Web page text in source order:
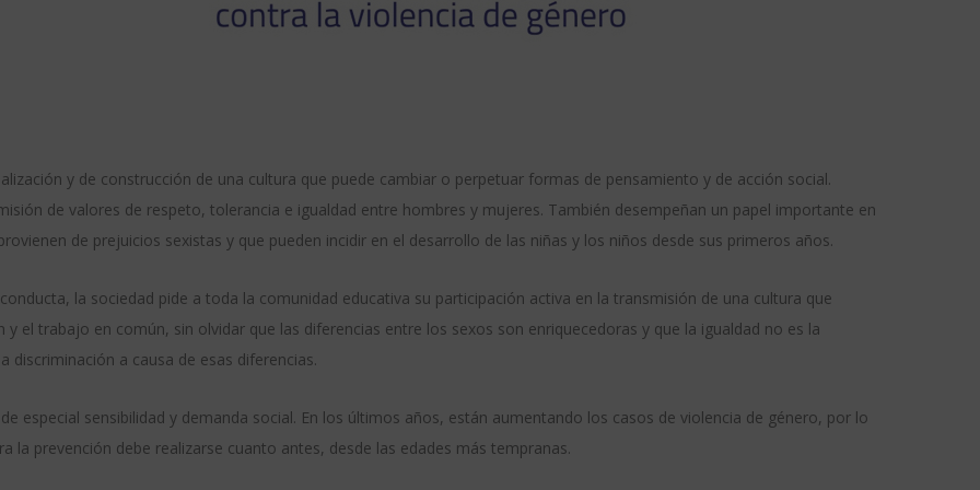
y de construcción de una cultura que puede cambiar o perpetuar formas de pensamiento y de acción social.
de valores de respeto, tolerancia e igualdad entre hombres y mujeres. También desempeñan un papel importante en
de prejuicios sexistas y que pueden incidir en el desarrollo de las niñas y los niños desde sus primeros años.
la sociedad pide a toda la comunidad educativa su participación activa en la transmisión de una cultura que
el trabajo en común, sin olvidar que las diferencias entre los sexos son enriquecedoras y que la igualdad no es la
discriminación a causa de esas diferencias.
especial sensibilidad y demanda social. En los últimos años, están aumentando los casos de violencia de género, por lo
la prevención debe realizarse cuanto antes, desde las edades más tempranas.